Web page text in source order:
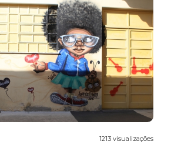
1213 visualizações